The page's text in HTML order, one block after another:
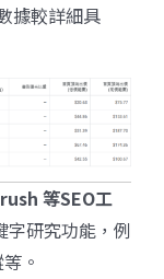
據較詳細具
等SEO工
字研究功能，例
。